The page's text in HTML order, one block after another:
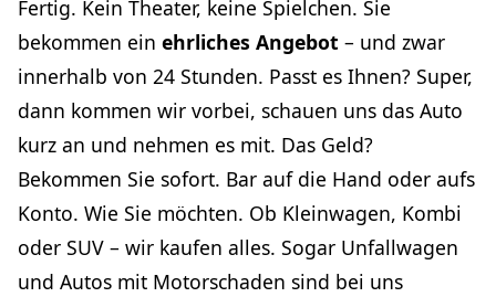
Fertig. Kein Theater, keine Spielchen. Sie
bekommen ein ehrliches Angebot – und zwar
innerhalb von 24 Stunden. Passt es Ihnen? Super,
dann kommen wir vorbei, schauen uns das Auto
kurz an und nehmen es mit. Das Geld?
Bekommen Sie sofort. Bar auf die Hand oder aufs
Konto. Wie Sie möchten. Ob Kleinwagen, Kombi
oder SUV – wir kaufen alles. Sogar Unfallwagen
und Autos mit Motorschaden sind bei uns